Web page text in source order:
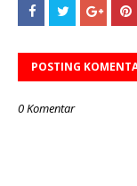
POSTING
0 Komentar